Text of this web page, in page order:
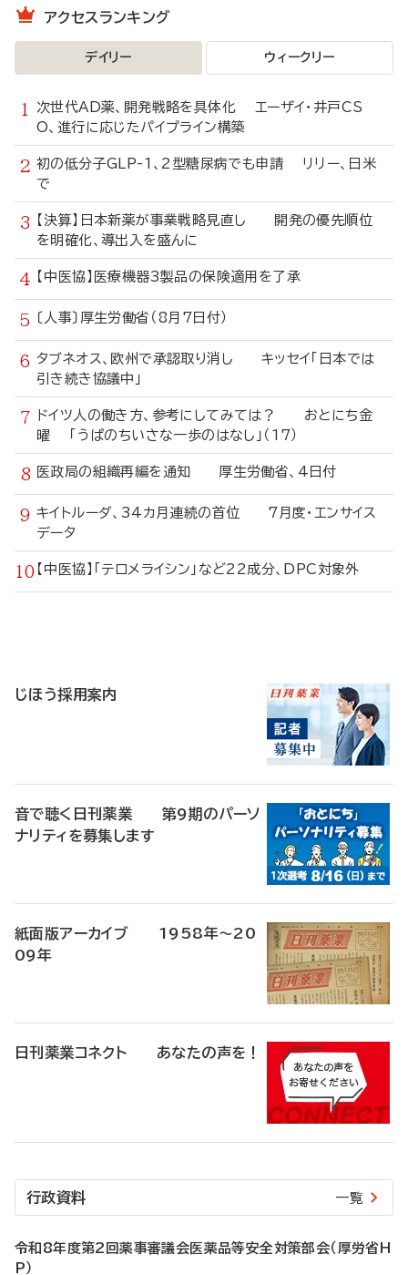
アクセスランキング
デイリー ウィークリー
次世代AD薬、開発戦略を具体化 エーザイ・井戸CS
O、進行に応じたパイプライン構築
初の低分子GLP-1、2型糖尿病でも申請 リリー、日米
で
【決算】日本新薬が事業戦略見直し 開発の優先順位
を明確化、導出入を盛んに
【中医協】医療機器3製品の保険適用を了承
〔人事〕厚生労働省（8月7日付）
タブネオス、欧州で承認取り消し キッセイ「日本では
引き続き協議中」
ドイツ人の働き方、参考にしてみては？ おとにち金
曜 「うぱのちいさな一歩のはなし」（17）
医政局の組織再編を通知 厚生労働省、4日付
キイトルーダ、34カ月連続の首位 7月度・エンサイス
データ
【中医協】「テロメライシン」など22成分、DPC対象外
じほう採用案内
音で聴く日刊薬業 第9期のパーソ
ナリティを募集します
紙面版アーカイブ 1958年～20
09年
日刊薬業コネクト あなたの声を！
行政資料 一覧
令和8年度第2回薬事審議会医薬品等安全対策部会（厚労省H
P）